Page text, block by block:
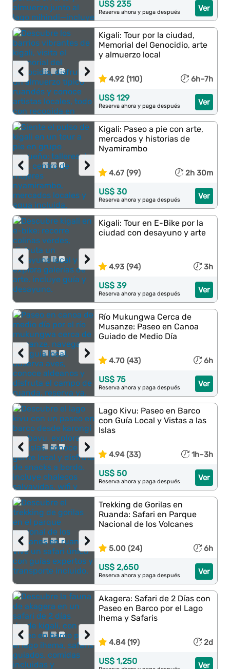
Ver
US$ 235
Reserva ahora y paga después
›
‹
Kigali: Tour por la ciudad,
Memorial del Genocidio, arte
y almuerzo local
4.92 (110) 6h–7h
Ver
US$ 129
Reserva ahora y paga después
›
‹
Kigali: Paseo a pie con arte,
mercados y historias de
Nyamirambo
4.67 (99) 2h 30m
Ver
US$ 30
Reserva ahora y paga después
›
‹
Kigali: Tour en E-Bike por la
ciudad con desayuno y arte
4.93 (94) 3h
Ver
US$ 39
Reserva ahora y paga después
›
‹
Río Mukungwa Cerca de
Musanze: Paseo en Canoa
Guiado de Medio Día
4.70 (43) 6h
Ver
US$ 75
Reserva ahora y paga después
›
‹
Lago Kivu: Paseo en Barco
con Guía Local y Vistas a las
Islas
4.94 (33) 1h–3h
Ver
US$ 50
Reserva ahora y paga después
›
‹
Trekking de Gorilas en
Ruanda: Safari en Parque
Nacional de los Volcanes
5.00 (24) 6h
Ver
US$ 2,650
Reserva ahora y paga después
›
‹
Akagera: Safari de 2 Días con
Paseo en Barco por el Lago
Ihema y Safaris
4.84 (19) 2d
Ver
US$ 1,250